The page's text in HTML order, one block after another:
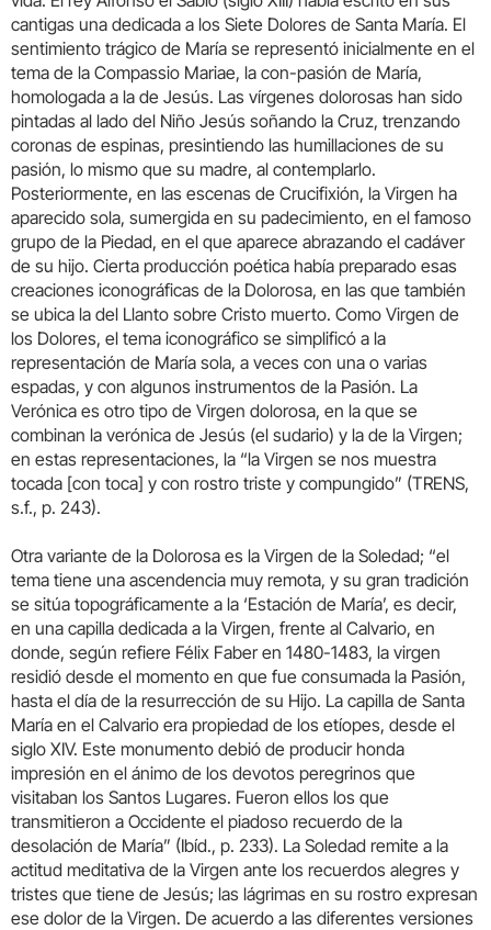
cantigas una dedicada a los Siete Dolores de Santa María. El
sentimiento trágico de María se representó inicialmente en el
tema de la Compassio Mariae, la con-pasión de María,
homologada a la de Jesús. Las vírgenes dolorosas han sido
pintadas al lado del Niño Jesús soñando la Cruz, trenzando
coronas de espinas, presintiendo las humillaciones de su
pasión, lo mismo que su madre, al contemplarlo.
Posteriormente, en las escenas de Crucifixión, la Virgen ha
aparecido sola, sumergida en su padecimiento, en el famoso
grupo de la Piedad, en el que aparece abrazando el cadáver
de su hijo. Cierta producción poética había preparado esas
creaciones iconográficas de la Dolorosa, en las que también
se ubica la del Llanto sobre Cristo muerto. Como Virgen de
los Dolores, el tema iconográfico se simplificó a la
representación de María sola, a veces con una o varias
espadas, y con algunos instrumentos de la Pasión. La
Verónica es otro tipo de Virgen dolorosa, en la que se
combinan la verónica de Jesús (el sudario) y la de la Virgen;
en estas representaciones, la “la Virgen se nos muestra
tocada [con toca] y con rostro triste y compungido” (TRENS,
s.f., p. 243).
Otra variante de la Dolorosa es la Virgen de la Soledad; “el
tema tiene una ascendencia muy remota, y su gran tradición
se sitúa topográficamente a la ‘Estación de María’, es decir,
en una capilla dedicada a la Virgen, frente al Calvario, en
donde, según refiere Félix Faber en 1480-1483, la virgen
residió desde el momento en que fue consumada la Pasión,
hasta el día de la resurrección de su Hijo. La capilla de Santa
María en el Calvario era propiedad de los etíopes, desde el
siglo XIV. Este monumento debió de producir honda
impresión en el ánimo de los devotos peregrinos que
visitaban los Santos Lugares. Fueron ellos los que
transmitieron a Occidente el piadoso recuerdo de la
desolación de María” (Ibíd., p. 233). La Soledad remite a la
actitud meditativa de la Virgen ante los recuerdos alegres y
tristes que tiene de Jesús; las lágrimas en su rostro expresan
ese dolor de la Virgen. De acuerdo a las diferentes versiones